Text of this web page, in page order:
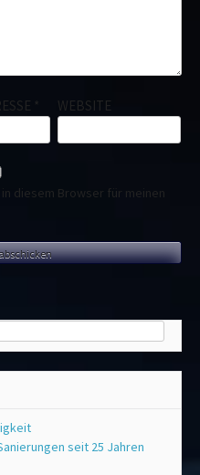
* WEBSITE
diesem Browser für meinen
seit 25 Jahren